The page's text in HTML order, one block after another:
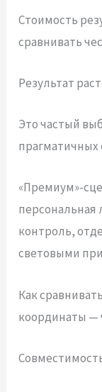
Стоимость
сравнивать
Результат
Это частый
прагматичных
«Премиум»-
персональная
контроль,
световыми
Как
координаты —